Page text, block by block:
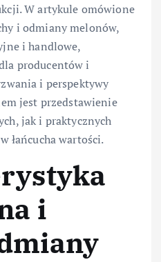
W artykule omówione
i odmiany melonów,
i handlowe,
producentów i
i perspektywy
jest przedstawienie
jak i praktycznych
łańcucha wartości.
i